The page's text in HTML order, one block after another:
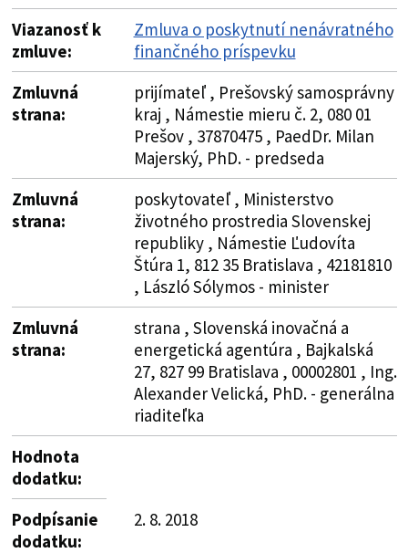
Viazanosť k
zmluve:
Zmluva o poskytnutí nenávratného
finančného príspevku
Zmluvná
strana:
prijímateľ , Prešovský samosprávny
kraj , Námestie mieru č. 2, 080 01
Prešov , 37870475 , PaedDr. Milan
Majerský, PhD. - predseda
Zmluvná
strana:
poskytovateľ , Ministerstvo
životného prostredia Slovenskej
republiky , Námestie Ľudovíta
Štúra 1, 812 35 Bratislava , 42181810
, László Sólymos - minister
Zmluvná
strana:
strana , Slovenská inovačná a
energetická agentúra , Bajkalská
27, 827 99 Bratislava , 00002801 , Ing.
Alexander Velická, PhD. - generálna
riaditeľka
Hodnota
dodatku:
Podpísanie
dodatku:
2. 8. 2018